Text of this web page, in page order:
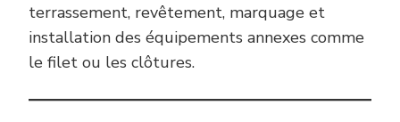
terrassement, revêtement, marquage et
installation des équipements annexes comme
le filet ou les clôtures.